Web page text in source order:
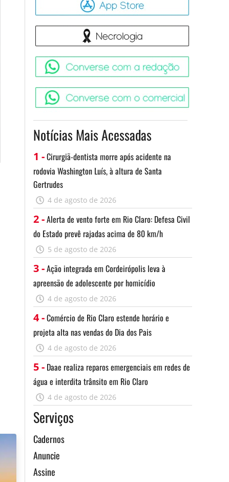
Notícias Mais Acessadas
1 -Cirurgiã-dentista morre após acidente na
rodovia Washington Luís, à altura de Santa
Gertrudes
4 de agosto de 2026
2 -Alerta de vento forte em Rio Claro: Defesa Civil
do Estado prevê rajadas acima de 80 km/h
5 de agosto de 2026
3 -Ação integrada em Cordeirópolis leva à
apreensão de adolescente por homicídio
4 de agosto de 2026
4 -Comércio de Rio Claro estende horário e
projeta alta nas vendas do Dia dos Pais
4 de agosto de 2026
5 - Daae realiza reparos emergenciais em redes de
água e interdita trânsito em Rio Claro
4 de agosto de 2026
Serviços
Cadernos
Anuncie
Assine